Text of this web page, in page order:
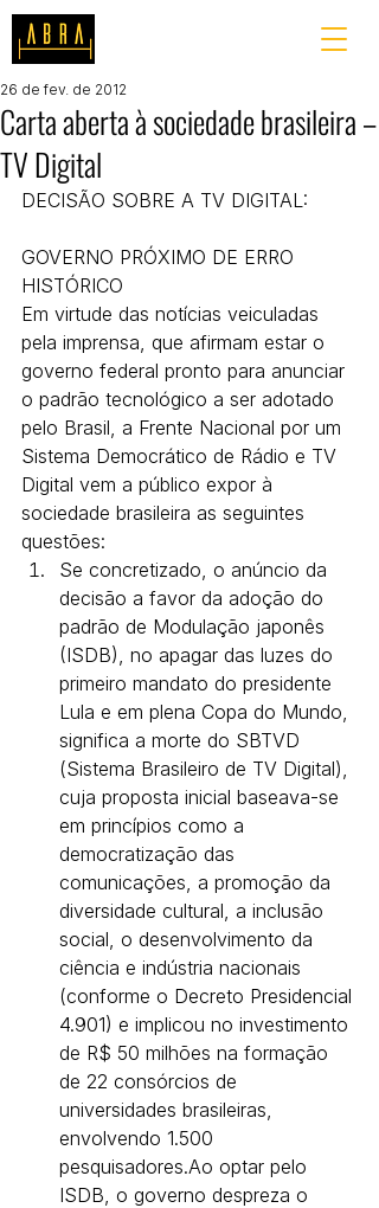
Carta aberta à sociedade brasileira –
TV Digital
26 de fev. de 2012
DECISÃO SOBRE A TV DIGITAL:
GOVERNO PRÓXIMO DE ERRO
HISTÓRICO
Em virtude das notícias veiculadas
pela imprensa, que afirmam estar o
governo federal pronto para anunciar
o padrão tecnológico a ser adotado
pelo Brasil, a Frente Nacional por um
Sistema Democrático de Rádio e TV
Digital vem a público expor à
sociedade brasileira as seguintes
questões:
Se concretizado, o anúncio da
decisão a favor da adoção do
padrão de Modulação japonês
(ISDB), no apagar das luzes do
primeiro mandato do presidente
Lula e em plena Copa do Mundo,
significa a morte do SBTVD
(Sistema Brasileiro de TV Digital),
cuja proposta inicial baseava-se
em princípios como a
democratização das
comunicações, a promoção da
diversidade cultural, a inclusão
social, o desenvolvimento da
ciência e indústria nacionais
(conforme o Decreto Presidencial
4.901) e implicou no investimento
de R$ 50 milhões na formação
de 22 consórcios de
universidades brasileiras,
envolvendo 1.500
pesquisadores.Ao optar pelo
ISDB, o governo despreza o